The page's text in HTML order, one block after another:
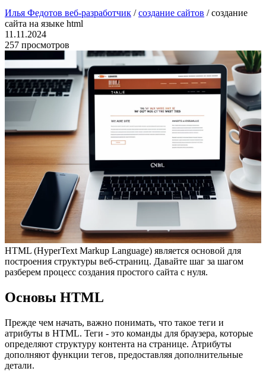
Илья Федотов веб-разработчик /создание сайтов / создание
сайта на языке html
11.11.2024
257 просмотров
HTML (HyperText Markup Language) является основой для
построения структуры веб-страниц. Давайте шаг за шагом
разберем процесс создания простого сайта с нуля.
Основы HTML
Прежде чем начать, важно понимать, что такое теги и
атрибуты в HTML. Теги - это команды для браузера, которые
определяют структуру контента на странице. Атрибуты
дополняют функции тегов, предоставляя дополнительные
детали.